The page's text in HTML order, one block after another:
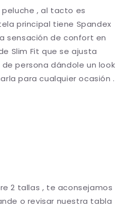
, al tacto es
principal tiene Spandex
sensación de confort en
Slim Fit que se ajusta
persona dándole un look
para cualquier ocasión .
2 tallas , te aconsejamos
o revisar nuestra tabla